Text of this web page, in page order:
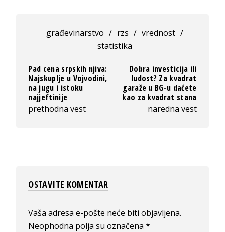
građevinarstvo / rzs / vrednost /
statistika
Pad cena srpskih njiva:
Najskuplje u Vojvodini,
na jugu i istoku
najjeftinije
prethodna vest
Dobra investicija ili
ludost? Za kvadrat
garaže u BG-u daćete
kao za kvadrat stana
naredna vest
OSTAVITE KOMENTAR
Vaša adresa e-pošte neće biti objavljena.
Neophodna polja su označena*